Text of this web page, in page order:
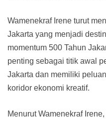
Wamenekraf Irene turut
Jakarta yang menjadi
momentum 500 Tahun
penting sebagai titik awal
Jakarta dan memiliki
koridor ekonomi kreatif.
Menurut Wamenekraf